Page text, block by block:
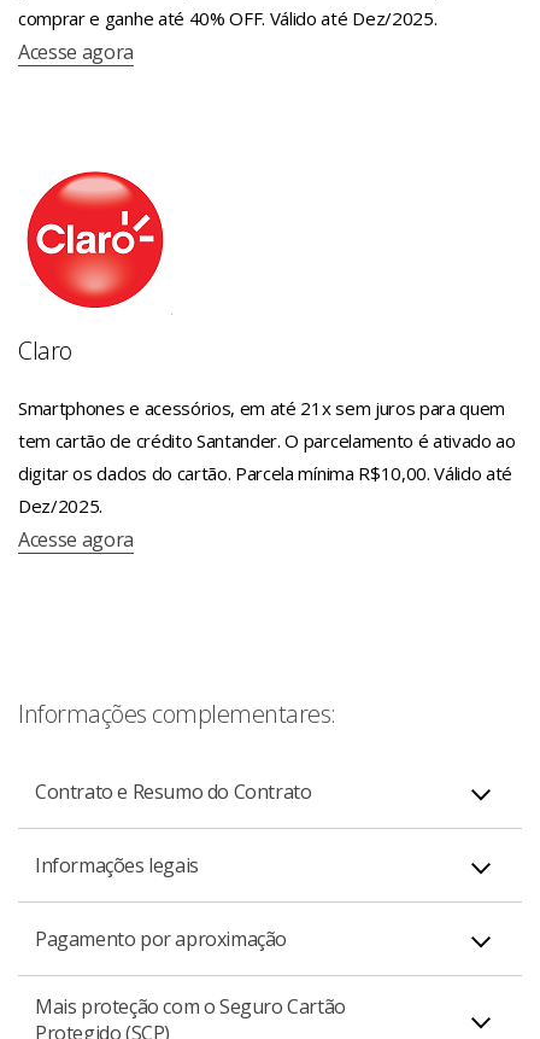
comprar e ganhe até 40% OFF. Válido até Dez/2025.
Acesse agora
Claro
Smartphones e acessórios, em até 21x sem juros para quem
tem cartão de crédito Santander. O parcelamento é ativado ao
digitar os dados do cartão. Parcela mínima R$10,00. Válido até
Dez/2025.
Acesse agora
Informações complementares:
Contrato e Resumo do Contrato
Médias Empresas
PDF
Informações legais
Mastercard Global Service
assistência 24 horas para comunicar perda ou roubo
dos cartões e adiantamento emergencial de dinheiro.
Pagamento por aproximação
Se o seu cartão possuir o símbolo de aproximação, ele
Mais proteção com o Seguro Cartão
Protegido (SCP)